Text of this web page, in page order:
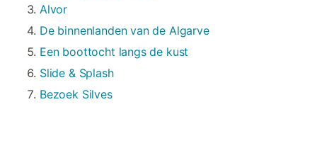
Alvor
De binnenlanden van de Algarve
Een boottocht langs de kust
Slide & Splash
Bezoek Silves